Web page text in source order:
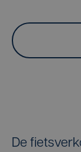
De